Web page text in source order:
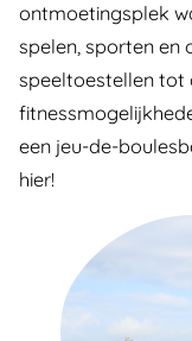
ontmoetingsplek
spelen, sporten en
speeltoestellen tot
een jeu-de-
hier!